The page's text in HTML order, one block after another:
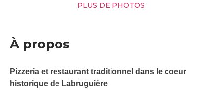
PLUS DE PHOTOS
À propos
Pizzeria et restaurant traditionnel dans le coeur
historique de Labruguière